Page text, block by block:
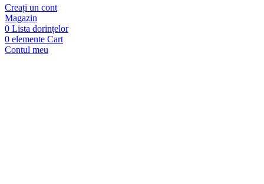
Creați un cont
Magazin
0 Lista dorințelor
0 elemente Cart
Contul meu